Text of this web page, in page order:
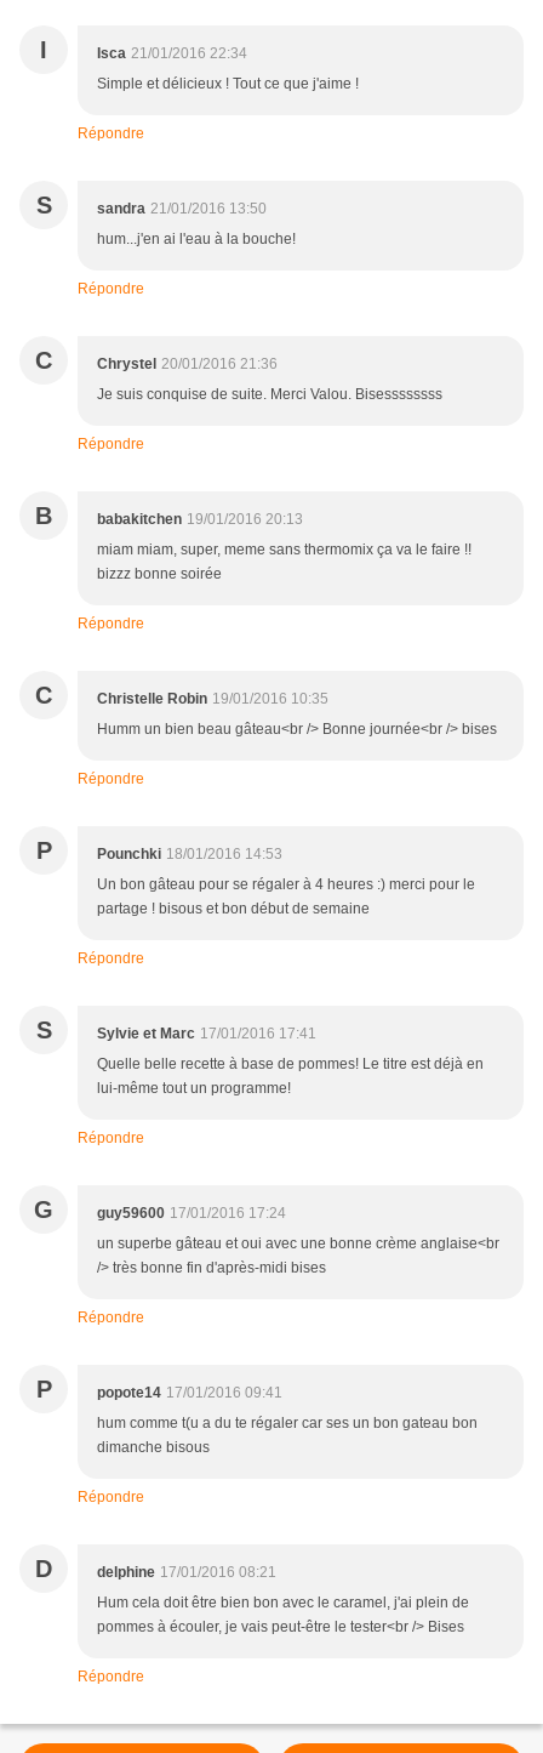
I Isca 21/01/2016 22:34
Simple et délicieux ! Tout ce que j'aime !
Répondre
S sandra 21/01/2016 13:50
hum...j'en ai l'eau à la bouche!
Répondre
C Chrystel 20/01/2016 21:36
Je suis conquise de suite. Merci Valou. Bisessssssss
Répondre
B babakitchen 19/01/2016 20:13
miam miam, super, meme sans thermomix ça va le faire !!
bizzz bonne soirée
Répondre
C Christelle Robin 19/01/2016 10:35
Humm un bien beau gâteau<br /> Bonne journée<br /> bises
Répondre
P Pounchki 18/01/2016 14:53
Un bon gâteau pour se régaler à 4 heures :) merci pour le
partage ! bisous et bon début de semaine
Répondre
S Sylvie et Marc 17/01/2016 17:41
Quelle belle recette à base de pommes! Le titre est déjà en
lui-même tout un programme!
Répondre
G guy59600 17/01/2016 17:24
un superbe gâteau et oui avec une bonne crème anglaise<br
/> très bonne fin d'après-midi bises
Répondre
P popote14 17/01/2016 09:41
hum comme t(u a du te régaler car ses un bon gateau bon
dimanche bisous
Répondre
D delphine 17/01/2016 08:21
Hum cela doit être bien bon avec le caramel, j'ai plein de
pommes à écouler, je vais peut-être le tester<br /> Bises
Répondre